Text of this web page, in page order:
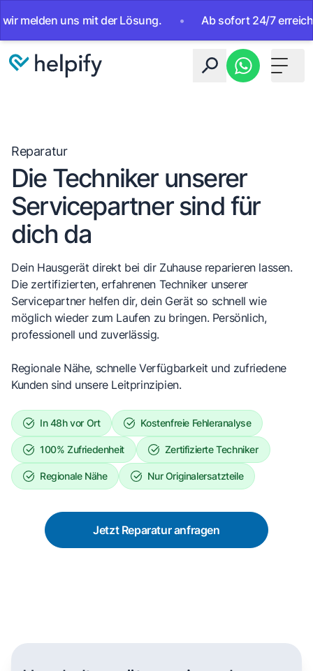
uns mit der Lösung. • Ab sofort 24/7 erreichbar.
Toggle
Reparatur
Die Techniker unserer
Servicepartner sind für
dich da
Dein Hausgerät direkt bei dir Zuhause reparieren lassen.
Die zertifizierten, erfahrenen Techniker unserer
Servicepartner helfen dir, dein Gerät so schnell wie
möglich wieder zum Laufen zu bringen. Persönlich,
professionell und zuverlässig.
Regionale Nähe, schnelle Verfügbarkeit und zufriedene
Kunden sind unsere Leitprinzipien.
In 48h vor Ort Kostenfreie Fehleranalyse
100% Zufriedenheit Zertifizierte Techniker
Regionale Nähe Nur Originalersatzteile
Jetzt Reparatur anfragen